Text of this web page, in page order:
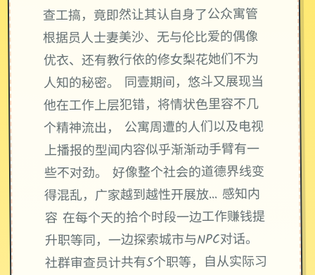
查工搞，竟即然让其认自身了公众寓管
根据员人士妻美沙、无与伦比爱的偶像
优衣、还有教行依的修女梨花她们不为
人知的秘密。 同壹期间，悠斗又展现当
他在工作上层犯错，将情状色里容不几
个精神流出， 公寓周遭的人们以及电视
上播报的型闻内容似乎渐渐动手臂有一
些不对劲。 好像整个社会的道德界线变
得混乱，广家越到越性开展放… 感知内
容 在每个天的拾个时段一边工作赚钱提
升职等同，一边探索城市与NPC对话。
社群审查员计共有5个职等，自从实际习